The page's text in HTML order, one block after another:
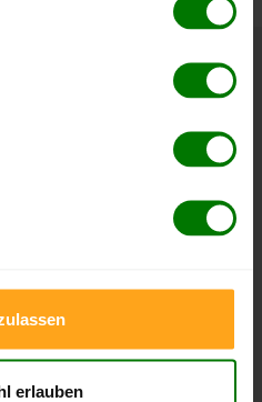
erlauben
der
und Holzpellets
. Das dazugehörige Datum zeigt,
wurde.